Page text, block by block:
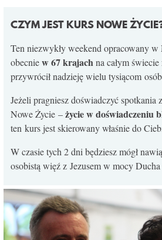
KONTAKT
CZYM JEST KURS NOWE
Ten niezwykły weekend opracowany
obecniew 67 krajachna całym świecie
przywrócił nadzieję wielu tysiącom
Jeżeli pragniesz doświadczyć spotkania
Nowe Życie –życie w doświadczeniu
ten kurs jest skierowany właśnie do
W czasie tych 2 dni będziesz mógł
osobistą więź z Jezusem w mocy